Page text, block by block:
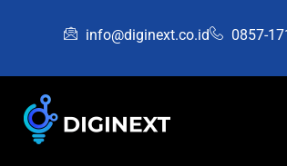
info@diginext.co.id 0857-